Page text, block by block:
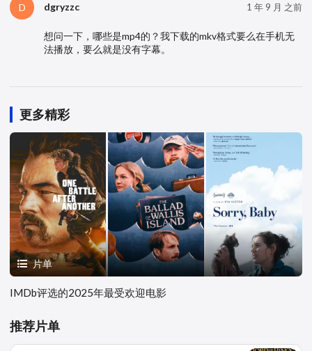
D dgryzzc 1 年 9 月 之前
想问一下，哪些是mp4的？我下载的mkv格式要么在手机无
法播放，要么就是没有字幕。
更多精彩
片单
IMDb评选的2025年最受欢迎电影
推荐片单